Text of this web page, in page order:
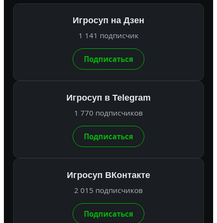
Игросуп на Дзен
1 141 подписчик
Подписаться
Игросуп в Telegram
1 770 подписчиков
Подписаться
Игросуп ВКонтакте
2 015 подписчиков
Подписаться